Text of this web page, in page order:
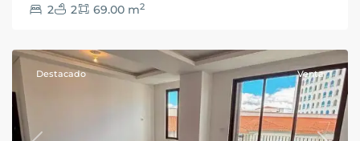
2 2 69.00 m2
de
Destacado Venta